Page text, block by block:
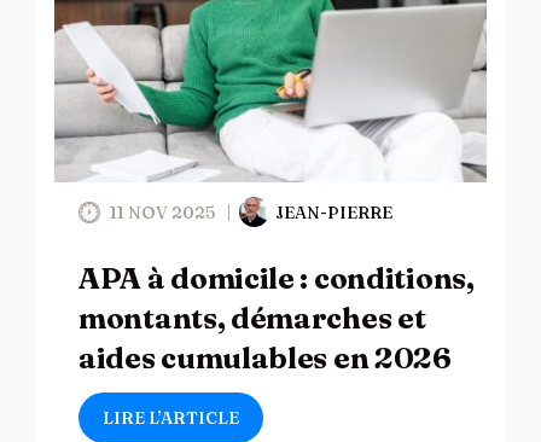
11 NOV 2025 JEAN-PIERRE
APA à domicile : conditions,
montants, démarches et
aides cumulables en 2026
LIRE L’ARTICLE